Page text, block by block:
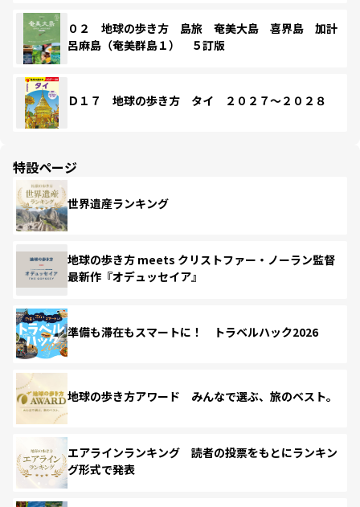
０２ 地球の歩き方 島旅 奄美大島 喜界島 加計
呂麻島（奄美群島１） ５訂版
Ｄ１７ 地球の歩き方 タイ ２０２７～２０２８
特設ページ
世界遺産ランキング
地球の歩き方 meets クリストファー・ノーラン監督
最新作『オデュッセイア』
準備も滞在もスマートに！ トラベルハック2026
地球の歩き方アワード みんなで選ぶ、旅のベスト。
エアラインランキング 読者の投票をもとにランキン
グ形式で発表